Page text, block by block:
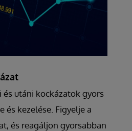
utáni kockázatok gyors
és kezelése. Figyelje a
és reagáljon gyorsabban